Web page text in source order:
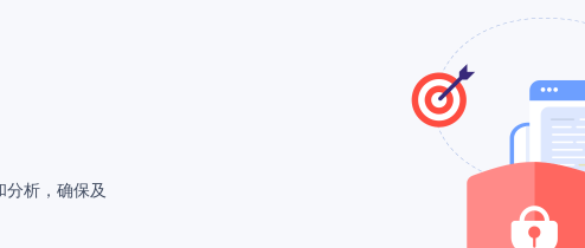
分析，确保及